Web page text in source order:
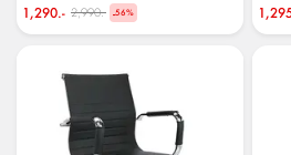
1,290.- 2,990.- -56%